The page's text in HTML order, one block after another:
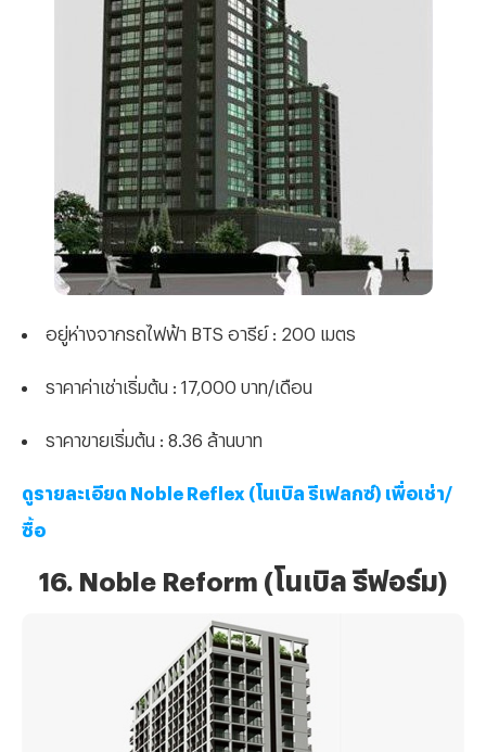
อยู่ห่างจากรถไฟฟ้า BTS อารีย์ : 200 เมตร
ราคาค่าเช่าเริ่มต้น : 17,000 บาท/เดือน
ราคาขายเริ่มต้น : 8.36 ล้านบาท
ดูรายละเอียด Noble Reflex (โนเบิล รีเฟลกซ์) เพื่อเช่า/
ซื้อ
16. Noble Reform (โนเบิล รีฟอร์ม)